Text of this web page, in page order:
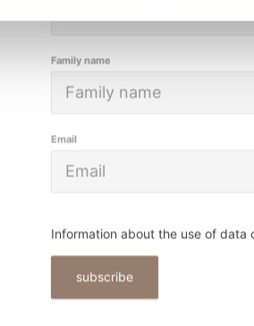
Family name
Email
Information about the use of data
subscribe